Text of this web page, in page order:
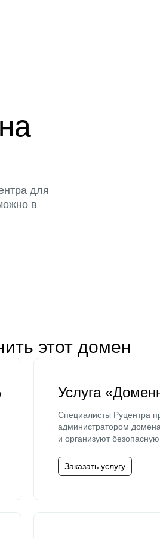
для
в
этот домен
Услуга
Специалисты Руцентра
администратором
и организуют безопасную
Заказать услугу